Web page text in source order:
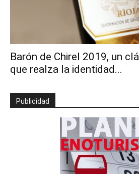
Barón de Chirel 2019, un
que realza la identidad...
Publicidad